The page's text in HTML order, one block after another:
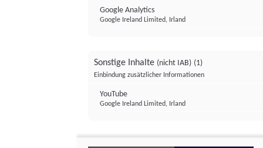
Google Analytics
Google Ireland Limited, Irland
Sonstige Inhalte (nicht IAB) (1)
Einbindung zusätzlicher Informationen
YouTube
Google Ireland Limited, Irland